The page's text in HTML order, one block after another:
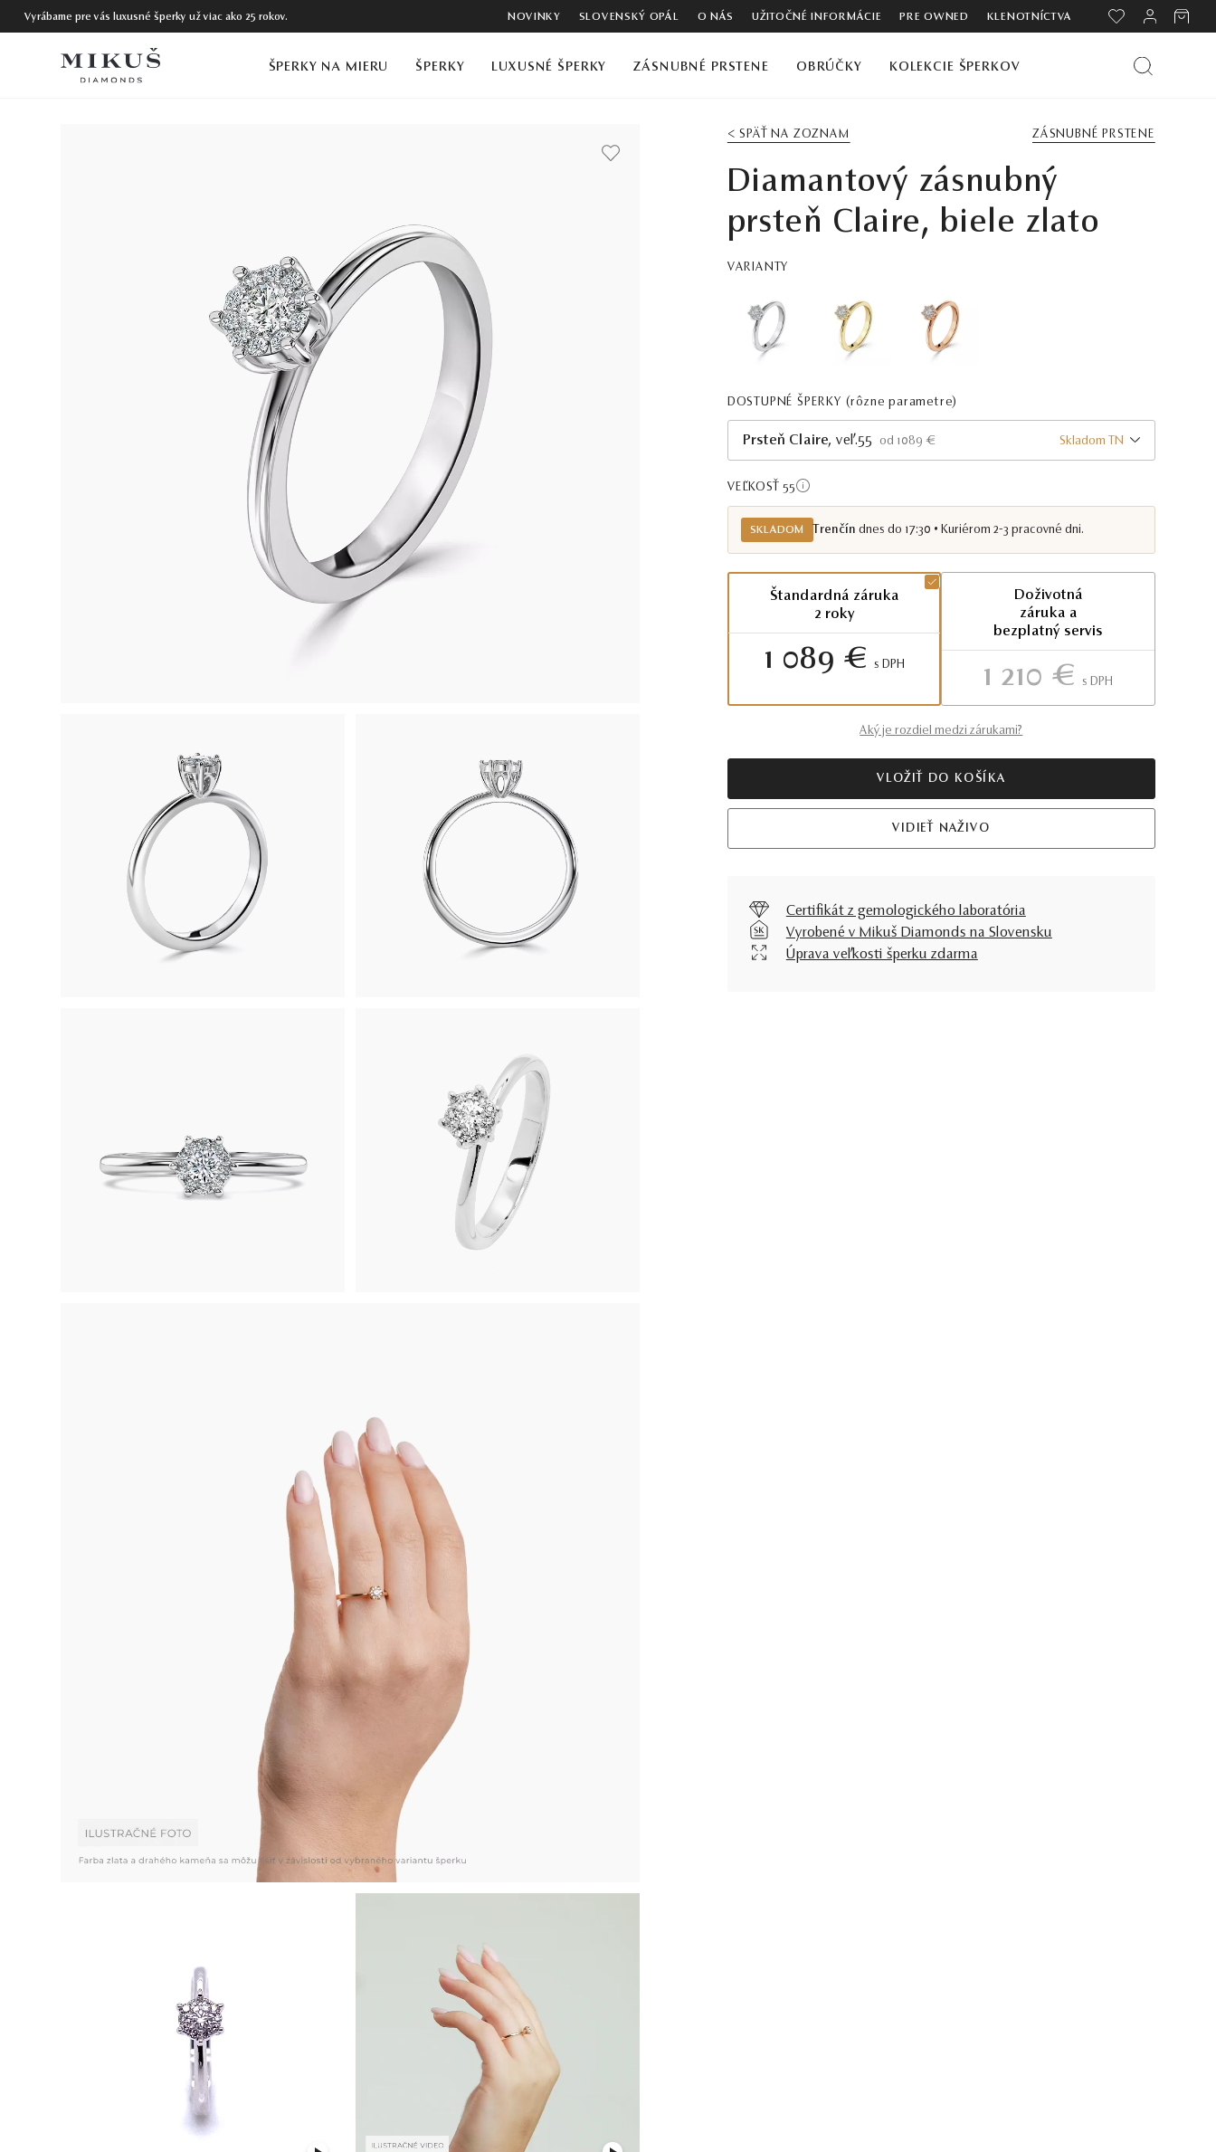
Vyrábame pre vás luxusné šperky už viac ako 25 rokov. NOVINKY SLOVENSKÝ OPÁL O NÁS UŽITOČNÉ INFORMÁCIE PRE OWNED KLENOTNÍCTVA
ŠPERKY NA MIERU ŠPERKY LUXUSNÉ ŠPERKY ZÁSNUBNÉ PRSTENE OBRÚČKY KOLEKCIE ŠPERKOV
< SPÄŤ NA ZOZNAM ZÁSNUBNÉ PRSTENE
Diamantový zásnubný
prsteň Claire, biele zlato
VARIANTY
DOSTUPNÉ ŠPERKY (rôzne parametre)
Prsteň Claire, veľ.55 od 1089 € Skladom TN
VEĽKOSŤ 55
SKLADOM Trenčín dnes do 17:30 • Kuriérom 2-3 pracovné dni.
Štandardná záruka
2 roky
1 089 € S DPH
Doživotná
záruka a
bezplatný servis
1 210 € S DPH
Aký je rozdiel medzi zárukami?
VLOŽIŤ DO KOŠÍKA
VIDIEŤ NAŽIVO
Certifikát z gemologického laboratória
Vyrobené v Mikuš Diamonds na Slovensku
Úprava veľkosti šperku zdarma